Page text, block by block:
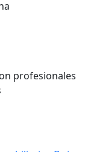
profesionales